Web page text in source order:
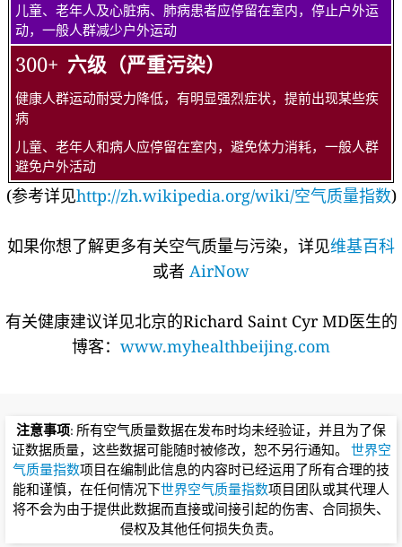
儿童、老年人及心脏病、肺病患者应停留在室内，停止户外运
动，一般人群减少户外运动
300+ 六级（严重污染）
健康人群运动耐受力降低，有明显强烈症状，提前出现某些疾
病
儿童、老年人和病人应停留在室内，避免体力消耗，一般人群
避免户外活动
(参考详见http://zh.wikipedia.org/wiki/空气质量指数)
如果你想了解更多有关空气质量与污染，详见维基百科
或者 AirNow
有关健康建议详见北京的Richard Saint Cyr MD医生的
博客： www.myhealthbeijing.com
注意事项: 所有空气质量数据在发布时均未经验证，并且为了保
证数据质量，这些数据可能随时被修改，恕不另行通知。 世界空
气质量指数项目在编制此信息的内容时已经运用了所有合理的技
能和谨慎，在任何情况下世界空气质量指数项目团队或其代理人
将不会为由于提供此数据而直接或间接引起的伤害、合同损失、
侵权及其他任何损失负责。